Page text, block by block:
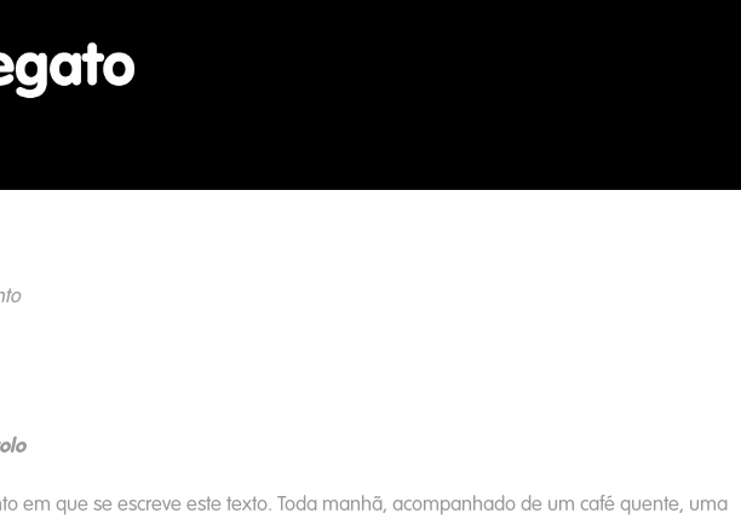
em que se escreve este texto. Toda manhã, acompanhado de um café quente, uma